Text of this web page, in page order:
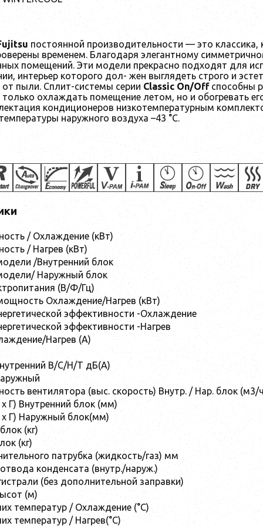
постоянной производительности — это классика,
временем. Благодаря элегантному
помещений. Эти модели прекрасно подходят для
интерьер которого дол- жен выглядеть строго и
пыли. Сплит-системы серии Classic On/Off способны
охлаждать помещение летом, но и обогревать
кондиционеров низкотемпературным
наружного воздуха –43 °C.
/ Охлаждение (кВт)
/ Нагрев (кВт)
/Внутренний блок
Наружный блок
(В/Ф/Гц)
Охлаждение/Нагрев (кВт)
эффективности -Охлаждение
эффективности -Нагрев
Нагрев (A)
В/С/Н/Т дБ(А)
вентилятора (выс. скорость) Внутр. / Нар. блок (м3/
Г) Внутренний блок (мм)
Г) Наружный блок(мм)
(кг)
(кг)
патрубка (жидкость/газ) мм
конденсата (внутр./наруж.)
(без дополнительной заправки)
(м)
температур / Охлаждение (°C)
температур / Нагрев(°C)